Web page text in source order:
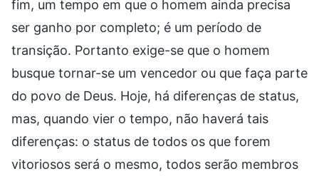
fim, um tempo em que o homem ainda precisa
ser ganho por completo; é um período de
transição. Portanto exige-se que o homem
busque tornar-se um vencedor ou que faça parte
do povo de Deus. Hoje, há diferenças de status,
mas, quando vier o tempo, não haverá tais
diferenças: o status de todos os que forem
vitoriosos será o mesmo, todos serão membros